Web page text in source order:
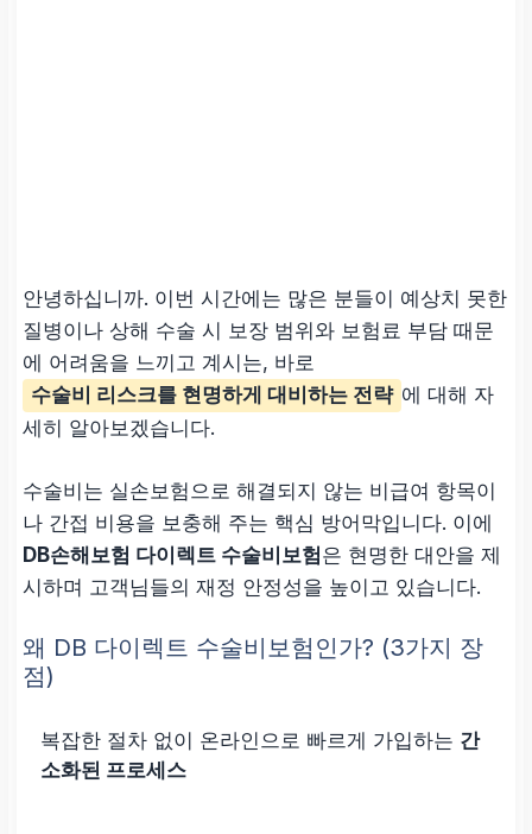
안녕하십니까. 이번 시간에는 많은 분들이 예상치 못한
질병이나 상해 수술 시 보장 범위와 보험료 부담 때문
에 어려움을 느끼고 계시는, 바로
수술비 리스크를 현명하게 대비하는 전략 에 대해 자
세히 알아보겠습니다.
수술비는 실손보험으로 해결되지 않는 비급여 항목이
나 간접 비용을 보충해 주는 핵심 방어막입니다. 이에
DB손해보험 다이렉트 수술비보험은 현명한 대안을 제
시하며 고객님들의 재정 안정성을 높이고 있습니다.
왜 DB 다이렉트 수술비보험인가? (3가지 장
점)
복잡한 절차 없이 온라인으로 빠르게 가입하는 간
소화된 프로세스